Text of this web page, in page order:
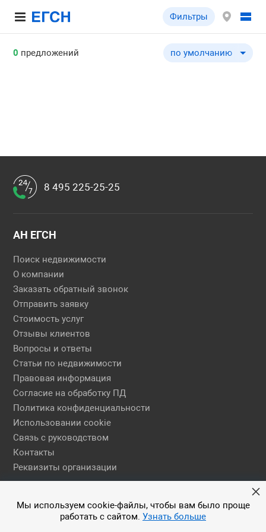
Фильтры
0 предложений по умолчанию
по умолчанию
8 495 225-25-25
АН ЕГСН
Поиск недвижимости
О компании
Заказать обратный звонок
Отправить заявку
Стоимость услуг
Отзывы клиентов
Вопросы и ответы
Статьи по недвижимости
Правовая информация
Согласие на обработку ПД
Политика конфиденциальности
Использовании cookie
Связь с руководством
Контакты
Реквизиты организации
Правовая информация
© 2026 АН ЕГСН
Мы используем cookie-файлы, чтобы вам было проще
работать с сайтом. Узнать больше